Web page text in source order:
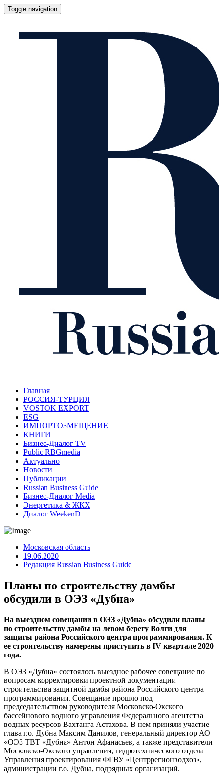
Toggle navigation
Главная
РОССИЯ-ТУРЦИЯ
VOSTOK EXPORT
ESG
ИМПОРТОЗМЕЩЕНИЕ
КНИГИ
Бизнес-Диалог TV
Public.RBGmedia
Актуально
Новости
Публикации
Russian Business Guide
Бизнес-Диалог Media
Энергетика & ЖКХ
Диалог WeekenD
Московская область
19.06.2020
Редакция Russian Business Guide
Планы по строительству дамбы
обсудили в ОЭЗ «Дубна»
На выездном совещании в ОЭЗ «Дубна» обсудили планы
по строительству дамбы на левом берегу Волги для
защиты района Российского центра программирования. К
ее строительству намерены приступить в IV квартале 2020
года.
В ОЭЗ «Дубна» состоялось выездное рабочее совещание по
вопросам корректировки проектной документации
строительства защитной дамбы района Российского центра
программирования. Совещание прошло под
председательством руководителя Московско-Окского
бассейнового водного управления Федерального агентства
водных ресурсов Вахтанга Астахова. В нем приняли участие
глава г.о. Дубна Максим Данилов, генеральный директор АО
«ОЭЗ ТВТ «Дубна» Антон Афанасьев, а также представители
Московско-Окского управления, гидротехнического отдела
Управления проектирования ФГВУ «Центррегионводхоз»,
администрации г.о. Дубна, подрядных организаций.